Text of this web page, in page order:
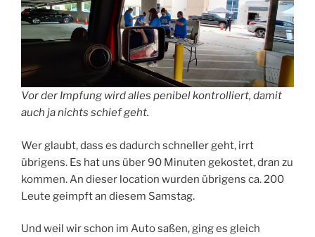
Vor der Impfung wird alles penibel kontrolliert, damit
auch ja nichts schief geht.
Wer glaubt, dass es dadurch schneller geht, irrt
übrigens. Es hat uns über 90 Minuten gekostet, dran zu
kommen. An dieser location wurden übrigens ca. 200
Leute geimpft an diesem Samstag.
Und weil wir schon im Auto saßen, ging es gleich